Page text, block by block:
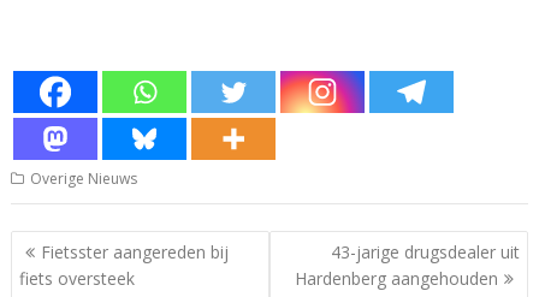
Overige Nieuws
Bericht
navigatie
Fietsster aangereden bij
fiets oversteek
43-jarige drugsdealer uit
Hardenberg aangehouden